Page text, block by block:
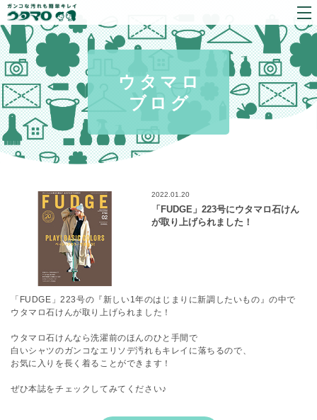
ウタマロ
ブログ
2022.01.20
「FUDGE」223号にウタマロ石けん
が取り上げられました！
「FUDGE」223号の『新しい1年のはじまりに新調したいもの』の中で
ウタマロ石けんが取り上げられました！
ウタマロ石けんなら洗濯前のほんのひと手間で
白いシャツのガンコなエリソデ汚れもキレイに落ちるので、
お気に入りを長く着ることができます！
ぜひ本誌をチェックしてみてください♪